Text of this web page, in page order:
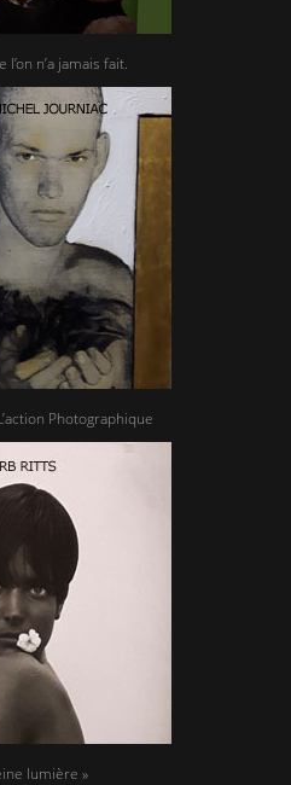
l’on n’a jamais fait.
Photographique
lumière »